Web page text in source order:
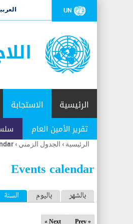
UN
الرئيسية الاستجابة
تقرير الأمين العام
أنت
هنا
الرئيسية › الجدول الزمني ›
Events calendar
ا
ل
بالشهر باليوم السنة